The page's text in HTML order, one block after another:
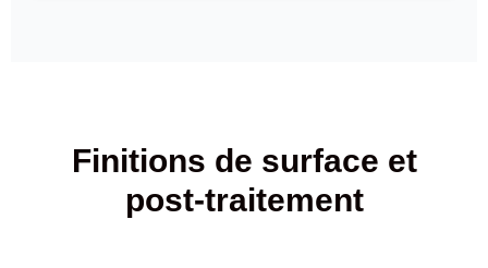
Finitions de surface et
post-traitement